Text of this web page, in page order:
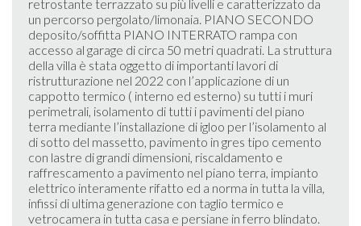
retrostante terrazzato su più livelli e caratterizzato da
un percorso pergolato/limonaia. PIANO SECONDO
deposito/soffitta PIANO INTERRATO rampa con
accesso al garage di circa 50 metri quadrati. La struttura
della villa è stata oggetto di importanti lavori di
ristrutturazione nel 2022 con l’applicazione di un
cappotto termico ( interno ed esterno) su tutti i muri
perimetrali, isolamento di tutti i pavimenti del piano
terra mediante l’installazione di igloo per l’isolamento al
di sotto del massetto, pavimento in gres tipo cemento
con lastre di grandi dimensioni, riscaldamento e
raffrescamento a pavimento nel piano terra, impianto
elettrico interamente rifatto ed a norma in tutta la villa,
infissi di ultima generazione con taglio termico e
vetrocamera in tutta casa e persiane in ferro blindato.